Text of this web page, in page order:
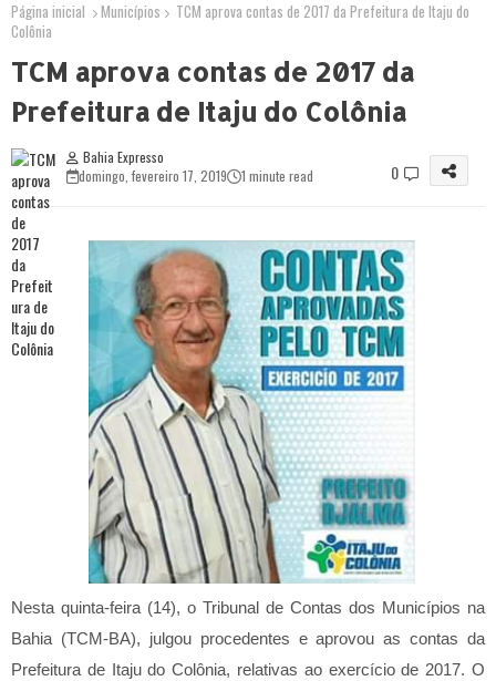
Página inicial Municípios
TCM aprova contas de 2017 da Prefeitura de Itaju do
Colônia
TCM aprova contas de 2017 da
Prefeitura de Itaju do Colônia
Bahia Expresso
domingo, fevereiro 17, 2019
1 minute read 0
Nesta quinta-feira (14), o Tribunal de Contas dos Municípios na
Bahia (TCM-BA), julgou procedentes e aprovou as contas da
Prefeitura de Itaju do Colônia, relativas ao exercício de 2017. O